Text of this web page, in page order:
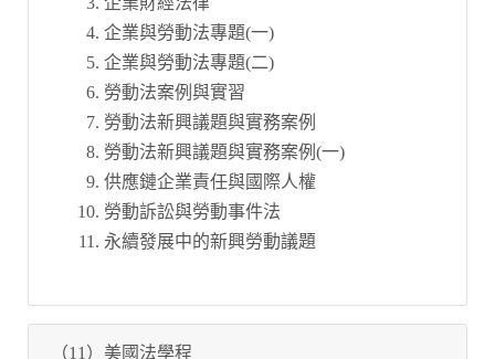
企業與勞動法專題(一)
企業與勞動法專題(二)
勞動法案例與實習
勞動法新興議題與實務案例
勞動法新興議題與實務案例(一)
供應鏈企業責任與國際人權
勞動訴訟與勞動事件法
永續發展中的新興勞動議題
（11）美國法學程